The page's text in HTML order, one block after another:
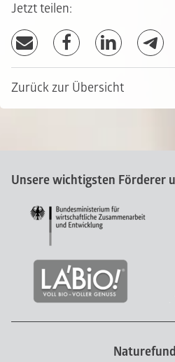
Jetzt teilen:
Zurück zur Übersicht
Unsere wichtigsten Förderer